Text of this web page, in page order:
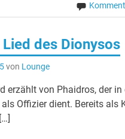
des Dionysos
von Lounge
erzählt von Phaidros, der in
Offizier dient. Bereits als